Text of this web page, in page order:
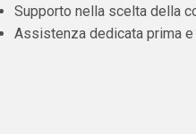
Supporto nella scelta della
Assistenza dedicata prima e